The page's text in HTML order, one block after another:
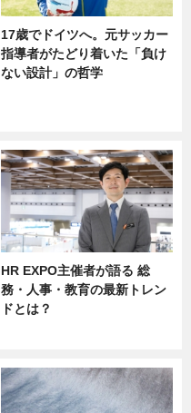
17歳でドイツへ。元サッカー
指導者がたどり着いた「負け
ない設計」の哲学
HR EXPO主催者が語る 総
務・人事・教育の最新トレン
ドとは？